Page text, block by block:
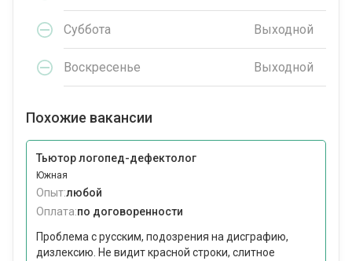
Суббота Выходной
Воскресенье Выходной
Похожие вакансии
Тьютор логопед-дефектолог
Южная
Опыт:любой
Оплата:по договоренности
Проблема с русским, подозрения на дисграфию,
дизлексию. Не видит красной строки, слитное